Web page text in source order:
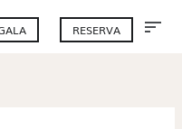
RESERVA